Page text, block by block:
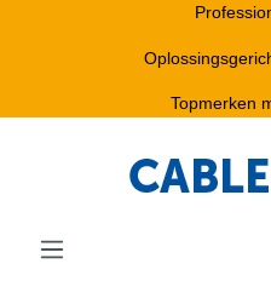
Topmerken